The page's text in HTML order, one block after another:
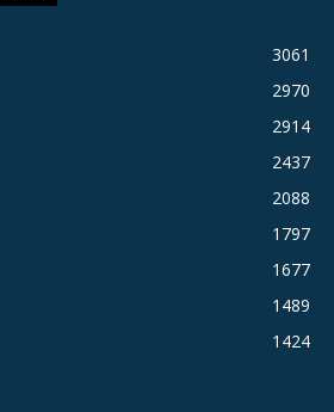
3061
2970
2914
2437
2088
1797
1677
1489
1424